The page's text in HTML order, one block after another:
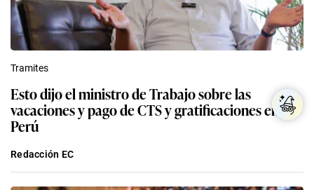
Tramites
Esto dijo el ministro de Trabajo sobre las
vacaciones y pago de CTS y gratificaciones en el
Perú
Redacción EC